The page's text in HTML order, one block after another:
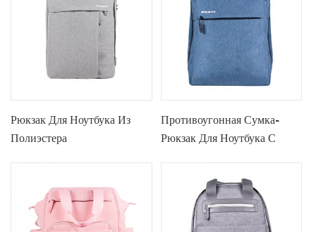
Рюкзак Для Ноутбука Из
Полиэстера
Противоугонная Сумка-
Рюкзак Для Ноутбука С
15,7 Дюйма